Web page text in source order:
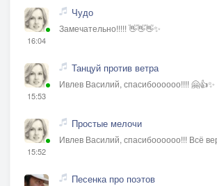
16:04
Чудо
Замечательно!!!!! 👋👋👋✨
15:53
Танцуй против ветра
Ивлев Василий, спасибоооооо!!!! 🤗👍✨
15:52
Простые мелочи
Ивлев Василий, спасибоооооо!!! Всё
Песенка про поэтов